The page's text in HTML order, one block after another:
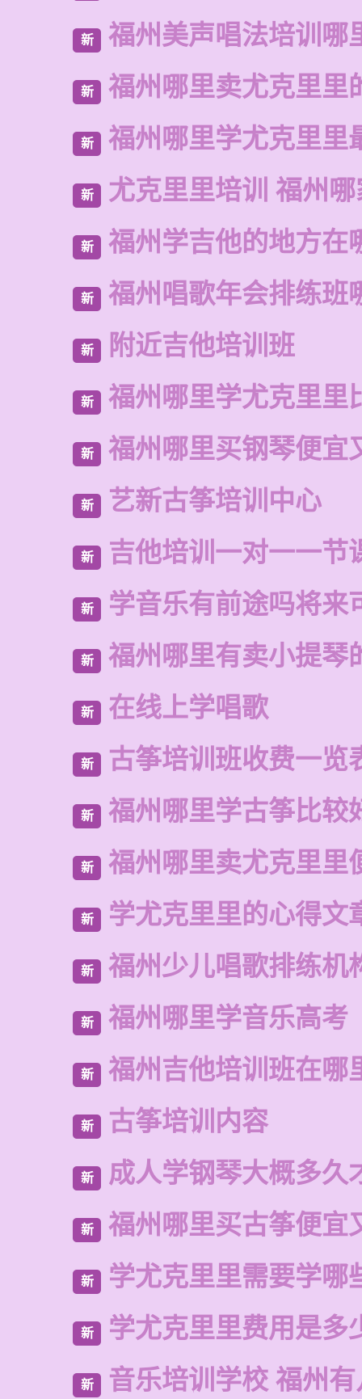
新 福州美声唱法培训哪
新 福州哪里卖尤克里里
新 福州哪里学尤克里里
新 尤克里里培训 福州
新 福州学吉他的地方在
新 福州唱歌年会排练班
新 附近吉他培训班
新 福州哪里学尤克里里
新 福州哪里买钢琴便宜
新 艺新古筝培训中心
新 吉他培训一对一一节
新 学音乐有前途吗将来
新 福州哪里有卖小提琴
新 在线上学唱歌
新 古筝培训班收费一览
新 福州哪里学古筝比较
新 福州哪里卖尤克里里
新 学尤克里里的心得文
新 福州少儿唱歌排练机
新 福州哪里学音乐高考
新 福州吉他培训班在哪
新 古筝培训内容
新 成人学钢琴大概多久
新 福州哪里买古筝便宜
新 学尤克里里需要学哪
新 学尤克里里费用是多
新 音乐培训学校 福州